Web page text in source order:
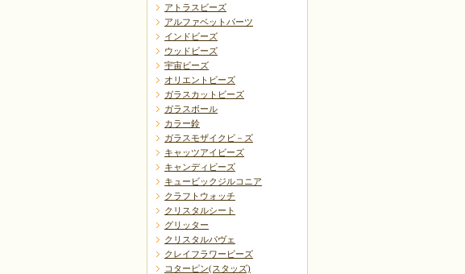
アトラスビーズ
アルファベットパーツ
インドビーズ
ウッドビーズ
宇宙ビーズ
オリエントビーズ
ガラスカットビーズ
ガラスボール
カラー鈴
ガラスモザイクビ－ズ
キャッツアイビーズ
キャンディビーズ
キュービックジルコニア
クラフトウォッチ
クリスタルシート
グリッター
クリスタルパヴェ
クレイフラワービーズ
コターピン(スタッズ)